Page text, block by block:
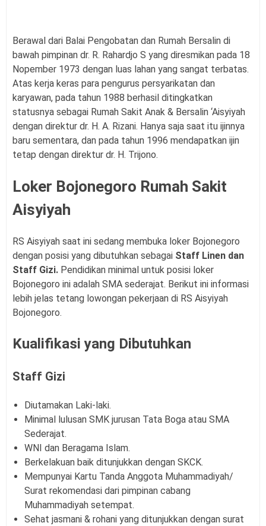
Berawal dari Balai Pengobatan dan Rumah Bersalin di
bawah pimpinan dr. R. Rahardjo S yang diresmikan pada 18
Nopember 1973 dengan luas lahan yang sangat terbatas.
Atas kerja keras para pengurus persyarikatan dan
karyawan, pada tahun 1988 berhasil ditingkatkan
statusnya sebagai Rumah Sakit Anak & Bersalin ‘Aisyiyah
dengan direktur dr. H. A. Rizani. Hanya saja saat itu ijinnya
baru sementara, dan pada tahun 1996 mendapatkan ijin
tetap dengan direktur dr. H. Trijono.
Loker Bojonegoro Rumah Sakit
Aisyiyah
RS Aisyiyah saat ini sedang membuka loker Bojonegoro
dengan posisi yang dibutuhkan sebagai Staff Linen dan
Staff Gizi. Pendidikan minimal untuk posisi loker
Bojonegoro ini adalah SMA sederajat. Berikut ini informasi
lebih jelas tetang lowongan pekerjaan di RS Aisyiyah
Bojonegoro.
Kualifikasi yang Dibutuhkan
Staff Gizi
Diutamakan Laki-laki.
Minimal lulusan SMK jurusan Tata Boga atau SMA
Sederajat.
WNI dan Beragama Islam.
Berkelakuan baik ditunjukkan dengan SKCK.
Mempunyai Kartu Tanda Anggota Muhammadiyah/
Surat rekomendasi dari pimpinan cabang
Muhammadiyah setempat.
Sehat jasmani & rohani yang ditunjukkan dengan surat